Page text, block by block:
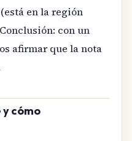
(está en la región
con un
afirmar que la nota
cómo